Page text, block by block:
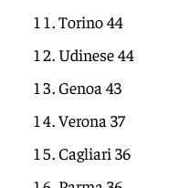
Torino 44
Udinese 44
Genoa 43
Verona 37
Cagliari 36